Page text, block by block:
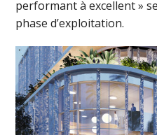
performant à excellent »
phase d’exploitation.